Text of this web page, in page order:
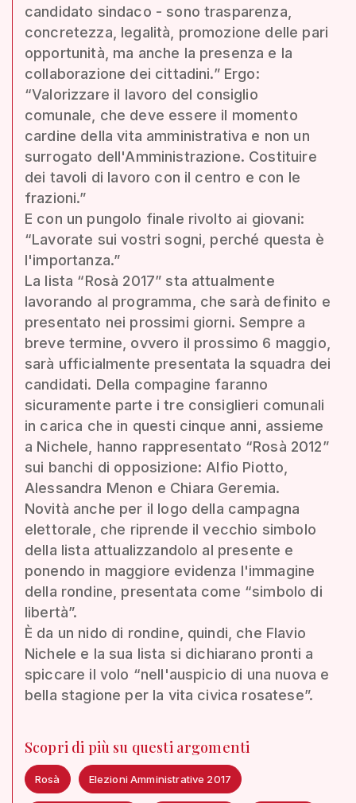
candidato sindaco - sono trasparenza,
concretezza, legalità, promozione delle pari
opportunità, ma anche la presenza e la
collaborazione dei cittadini.” Ergo:
“Valorizzare il lavoro del consiglio
comunale, che deve essere il momento
cardine della vita amministrativa e non un
surrogato dell'Amministrazione. Costituire
dei tavoli di lavoro con il centro e con le
frazioni.”
E con un pungolo finale rivolto ai giovani:
“Lavorate sui vostri sogni, perché questa è
l'importanza.”
La lista “Rosà 2017” sta attualmente
lavorando al programma, che sarà definito e
presentato nei prossimi giorni. Sempre a
breve termine, ovvero il prossimo 6 maggio,
sarà ufficialmente presentata la squadra dei
candidati. Della compagine faranno
sicuramente parte i tre consiglieri comunali
in carica che in questi cinque anni, assieme
a Nichele, hanno rappresentato “Rosà 2012”
sui banchi di opposizione: Alfio Piotto,
Alessandra Menon e Chiara Geremia.
Novità anche per il logo della campagna
elettorale, che riprende il vecchio simbolo
della lista attualizzandolo al presente e
ponendo in maggiore evidenza l'immagine
della rondine, presentata come “simbolo di
libertà”.
È da un nido di rondine, quindi, che Flavio
Nichele e la sua lista si dichiarano pronti a
spiccare il volo “nell'auspicio di una nuova e
bella stagione per la vita civica rosatese”.
Scopri di più su questi argomenti
Rosà Elezioni Amministrative 2017